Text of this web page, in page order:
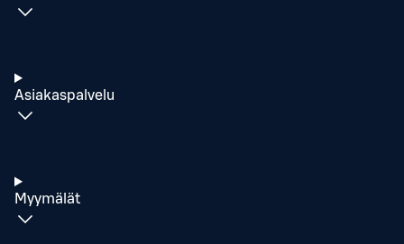
Asiakaspalvelu
Myymälät